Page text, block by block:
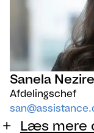
Sanela
Afdelingschef
Læs mere